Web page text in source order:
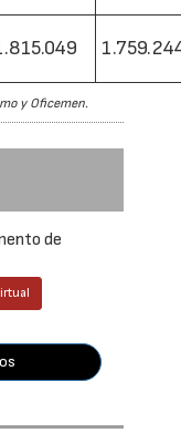
y Oficemen.
de